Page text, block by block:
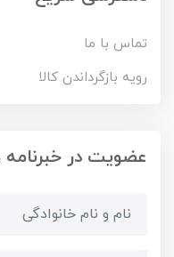
تماس با ما
رویه بازگرداندن کالا
عضویت در خبرنامه